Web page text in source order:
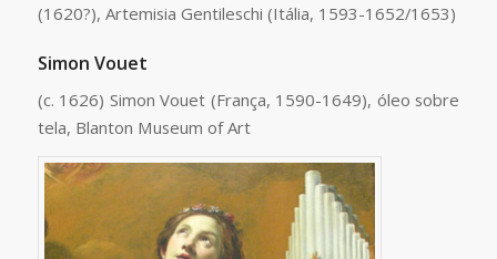
(1620?), Artemisia Gentileschi (Itália, 1593-1652/1653)
Simon Vouet
(c. 1626) Simon Vouet (França, 1590-1649), óleo sobre
tela, Blanton Museum of Art